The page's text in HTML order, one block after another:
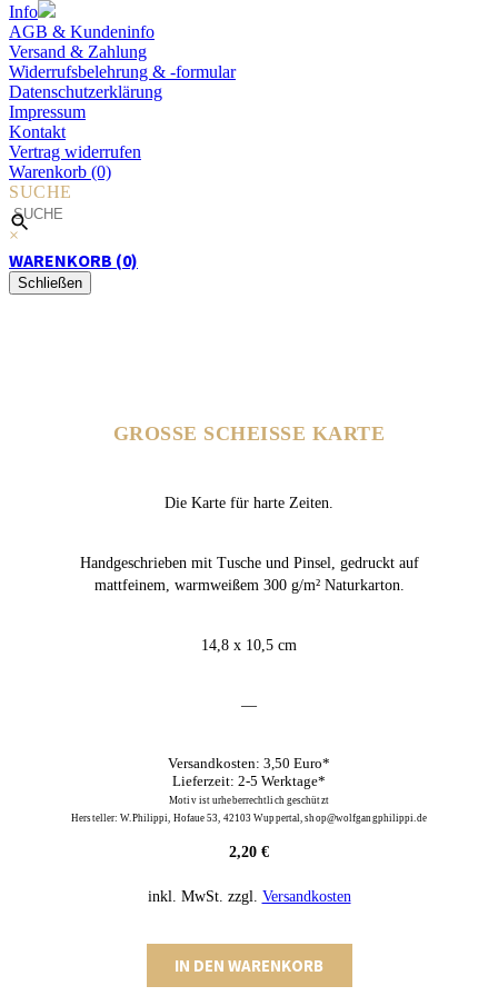
Info
AGB & Kundeninfo
Versand & Zahlung
Widerrufsbelehrung & -formular
Datenschutzerklärung
Impressum
Kontakt
Vertrag widerrufen
Warenkorb (0)
SUCHE
×
WARENKORB (0)
Schließen
GROSSE SCHEISSE KARTE
Die Karte für harte Zeiten.
Handgeschrieben mit Tusche und Pinsel, gedruckt auf
mattfeinem, warmweißem 300 g/m² Naturkarton.
14,8 x 10,5 cm
—
Versandkosten: 3,50 Euro*
Lieferzeit: 2-5 Werktage*
Motiv ist urheberrechtlich geschützt
Hersteller: W.Philippi, Hofaue 53, 42103 Wuppertal, shop@wolfgangphilippi.de
2,20 €
inkl. MwSt. zzgl. Versandkosten
Scheisse
Karte
IN DEN WARENKORB